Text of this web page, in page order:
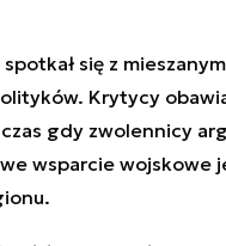
spotkał się z
Krytycy
gdy zwolennicy
wsparcie wojskowe